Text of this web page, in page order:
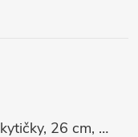
Mísa válcová, porcelán, růžové kytičky, 26 cm, G. Benedikt